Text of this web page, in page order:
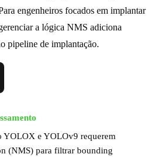
engenheiros focados em implantar
a lógica NMS adiciona
pipeline de implantação.
YOLOX e YOLOv9 requerem
(NMS) para filtrar bounding